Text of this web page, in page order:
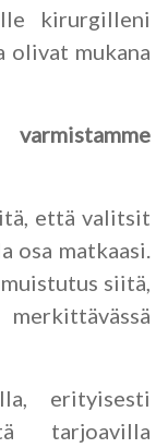
kirurgilleni
olivat mukana
että valitsit
osa matkaasi.
siitä,
erityisesti
tarjoavilla